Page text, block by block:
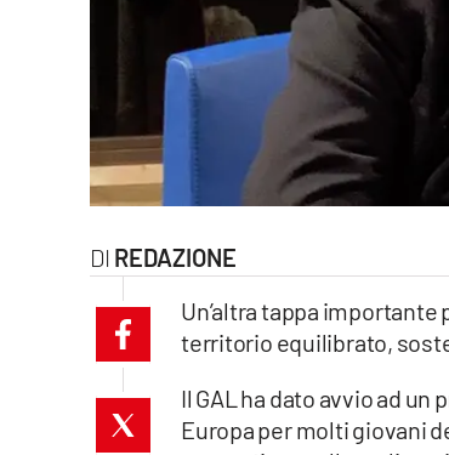
cosenzachannel.it
REDAZIONE
Un’altra tappa importante
territorio equilibrato,
Il GAL ha dato avvio ad
Europa per molti giovani